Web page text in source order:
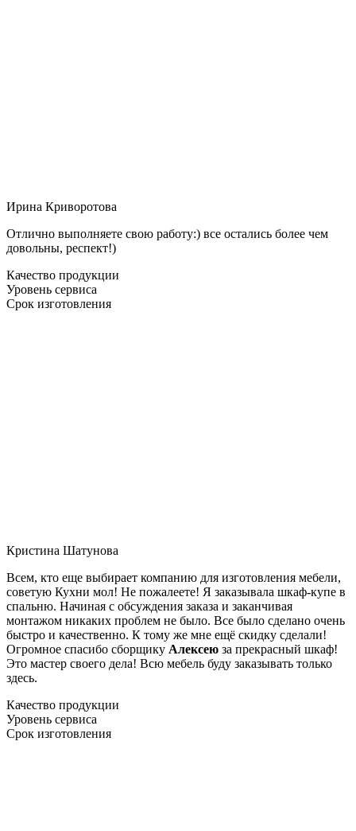
Ирина Криворотова
Отлично выполняете свою работу:) все остались более чем
довольны, респект!)
Качество продукции
Уровень сервиса
Срок изготовления
Кристина Шатунова
Всем, кто еще выбирает компанию для изготовления мебели,
советую Кухни мол! Не пожалеете! Я заказывала шкаф-купе в
спальню. Начиная с обсуждения заказа и заканчивая
монтажом никаких проблем не было. Все было сделано очень
быстро и качественно. К тому же мне ещё скидку сделали!
Огромное спасибо сборщику Алексею за прекрасный шкаф!
Это мастер своего дела! Всю мебель буду заказывать только
здесь.
Качество продукции
Уровень сервиса
Срок изготовления